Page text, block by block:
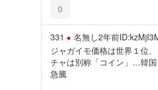
0
331 名無し2年前
ジャガイモ価格は世界１位
チャは別称「コイン」…韓
急騰